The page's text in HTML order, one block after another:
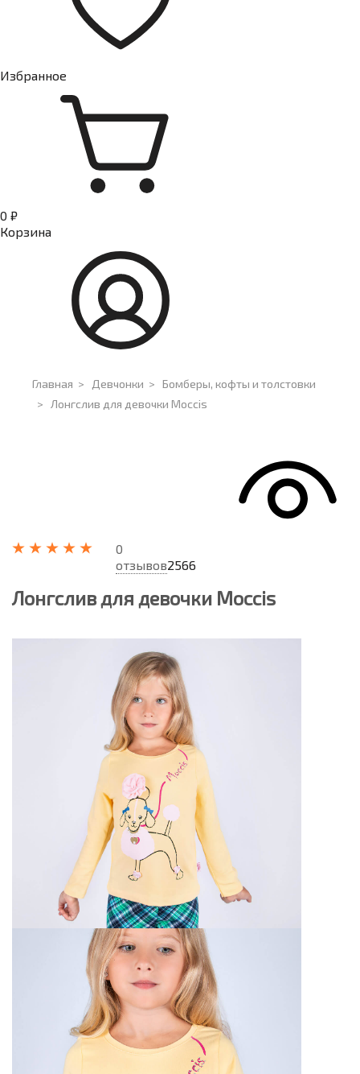
Избранное
0 ₽
Корзина
Главная > Девчонки > Бомберы, кофты и толстовки
> Лонгслив для девочки Moccis
0
отзывов2566
Лонгслив для девочки Moccis